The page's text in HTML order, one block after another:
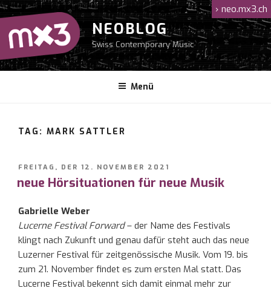
Zum
Inhalt
springen
NEOBLOG
Swiss Contemporary Music
Menü
› neo.mx3.ch
TAG: MARK SATTLER
VERÖFFENTLICHT
FREITAG, DER 12. NOVEMBER 2021
neue Hörsituationen für neue Musik
Gabrielle Weber
Lucerne Festival Forward– der Name des Festivals
klingt nach Zukunft und genau dafür steht auch das neue
Luzerner Festival für zeitgenössische Musik. Vom 19. bis
zum 21. November findet es zum ersten Mal statt. Das
Lucerne Festival bekennt sich damit einmal mehr zur